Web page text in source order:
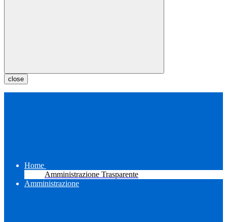
close
Home
Amministrazione Trasparente
Amministrazione